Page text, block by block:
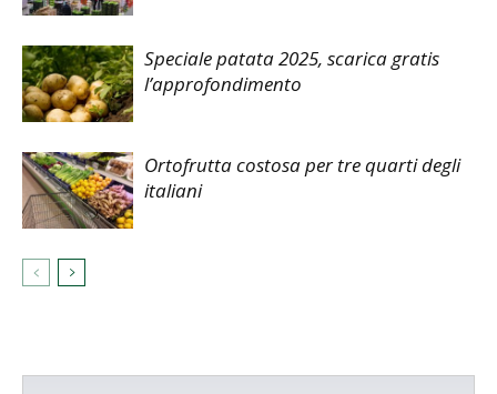
Speciale patata 2025, scarica gratis
l’approfondimento
Ortofrutta costosa per tre quarti degli
italiani